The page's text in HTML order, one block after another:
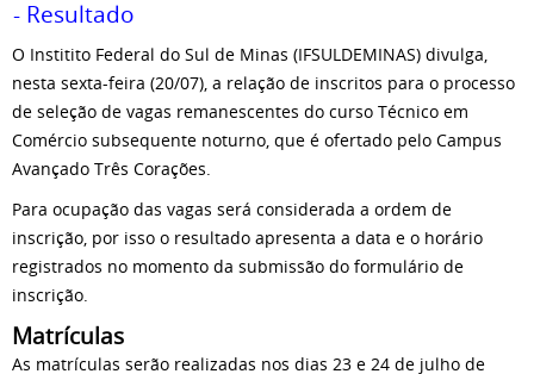
- Resultado
O Institito Federal do Sul de Minas (IFSULDEMINAS) divulga,
nesta sexta-feira (20/07), a relação de inscritos para o processo
de seleção de vagas remanescentes do curso Técnico em
Comércio subsequente noturno, que é ofertado pelo Campus
Avançado Três Corações.
Para ocupação das vagas será considerada a ordem de
inscrição, por isso o resultado apresenta a data e o horário
registrados no momento da submissão do formulário de
inscrição.
Matrículas
As matrículas serão realizadas nos dias 23 e 24 de julho de